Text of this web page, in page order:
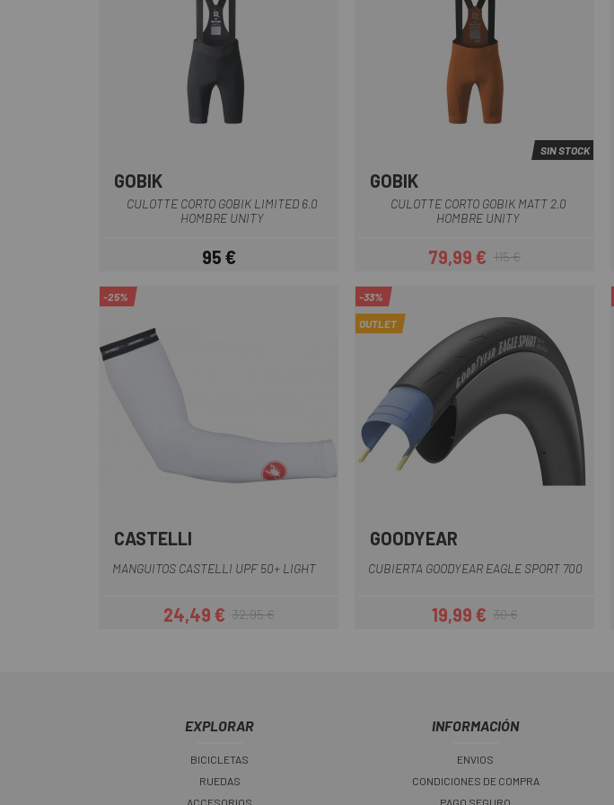
GOBIK
CULOTTE CORTO GOBIK LIMITED 6.0
HOMBRE UNITY
Precio
95 €
Azul Oscuro
SIN STOCK
GOBIK
CULOTTE CORTO GOBIK MATT 2.0
HOMBRE UNITY
Precio
79,99 €Precio regular
115 €
-25%
CASTELLI
MANGUITOS CASTELLI UPF 50+ LIGHT
Precio
24,49 €Precio regular
32,95 €
-33%
OUTLET
GOODYEAR
CUBIERTA GOODYEAR EAGLE SPORT 700
Precio
19,99 €Precio regular
30 €
EXPLORAR
BICICLETAS
RUEDAS
ACCESORIOS
INFORMACIÓN
ENVIOS
CONDICIONES DE COMPRA
PAGO SEGURO